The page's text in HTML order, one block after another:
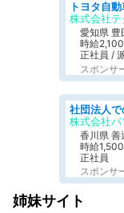
株式会社
愛知県 豊
時給
正社員 /
スポンサ
株式会社パ
香川県 善
時給
正社員
スポンサ
姉妹サイト